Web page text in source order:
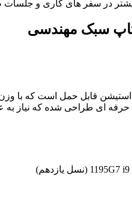
در سفر های کاری و
سبک مهندسی
ای طراحی شده که نیاز به
i9
1195G7 (نسل یازدهم)